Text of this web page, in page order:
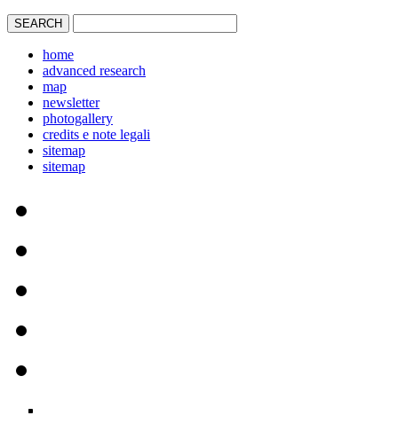
home
advanced research
map
newsletter
photogallery
credits e note legali
sitemap
sitemap